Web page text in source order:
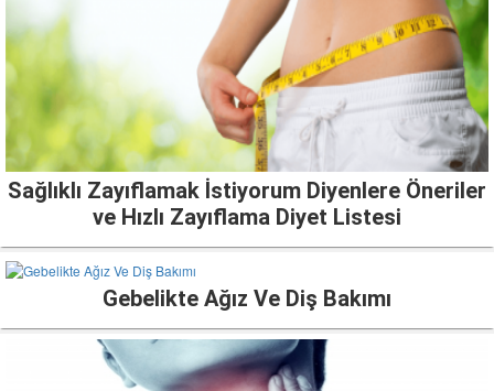
Sağlıklı Zayıflamak İstiyorum Diyenlere Öneriler
ve Hızlı Zayıflama Diyet Listesi
Gebelikte Ağız Ve Diş Bakımı